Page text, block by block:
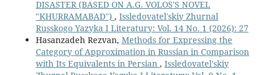
DISASTER (BASED ON A.G. VOLOS'S NOVEL
"KHURRAMABAD") , Issledovatel'skiy Zhurnal
Russkogo Yazyka I Literatury: Vol. 14 No. 1 (2026): 27
Hasanzadeh Rezvan, Methods for Expressing the
Category of Approximation in Russian in Comparison
with Its Equivalents in Persian , Issledovatel'skiy